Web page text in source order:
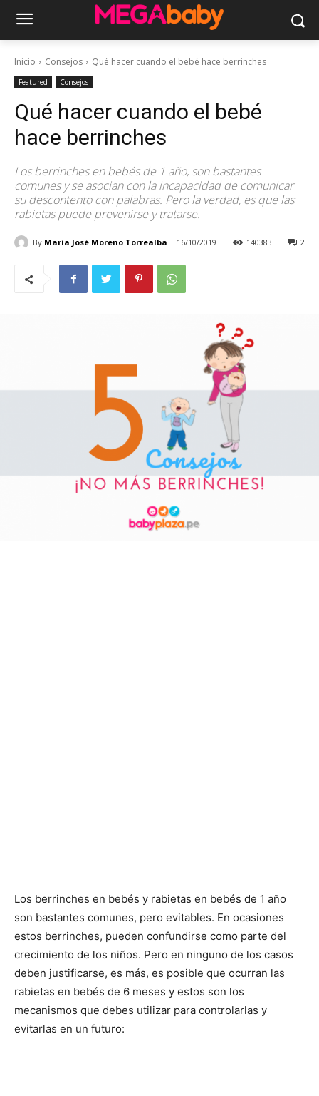
Inicio Consejos Qué hacer cuando el bebé hace berrinches
Featured Consejos
Qué hacer cuando el bebé
hace berrinches
Los berrinches en bebés de 1 año, son bastantes
comunes y se asocian con la incapacidad de comunicar
su descontento con palabras. Pero la verdad, es que las
rabietas puede prevenirse y tratarse.
By María José Moreno Torrealba 16/10/2019 2
140383
Los berrinches en bebés y rabietas en bebés de 1 año
son bastantes comunes, pero evitables. En ocasiones
estos berrinches, pueden confundirse como parte del
crecimiento de los niños. Pero en ninguno de los casos
deben justificarse, es más, es posible que ocurran las
rabietas en bebés de 6 meses y estos son los
mecanismos que debes utilizar para controlarlas y
evitarlas en un futuro: